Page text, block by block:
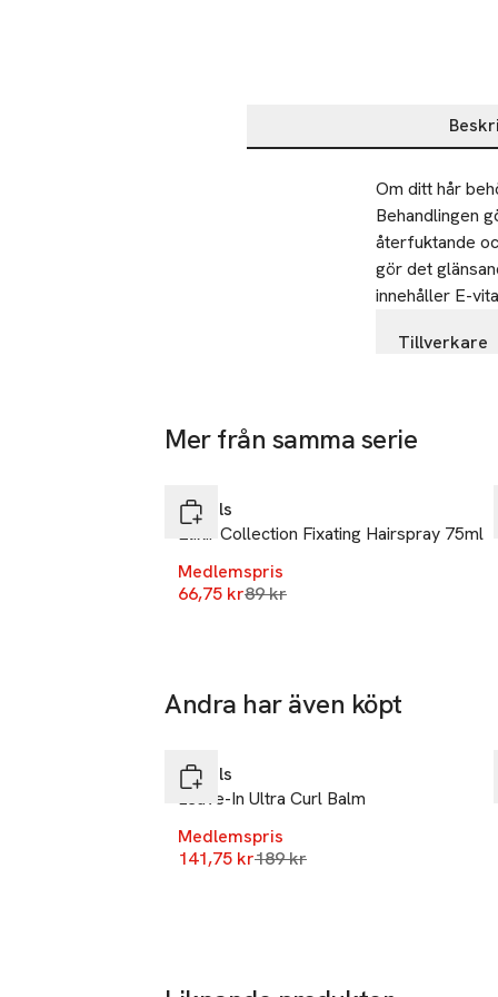
Beskrivning
Om ditt hår
Behandlingen
återfuktande
gör det
innehåller E-
Tillverkare
1017 BW
Netherlands
SKU: 65769271
Mer från samma serie
-25%
Rituals
Elixir Collection Fixating Hairspray 75ml
Medlemspris
66,75 krLägsta pris 30 dagar
89 kr
Andra har även köpt
-25%
Rituals
Leave-In Ultra Curl Balm
Medlemspris
141,75 krLägsta pris 30 dagar
189 kr